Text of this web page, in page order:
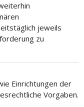
jeweils
zu
Einrichtungen der
Vorgaben.